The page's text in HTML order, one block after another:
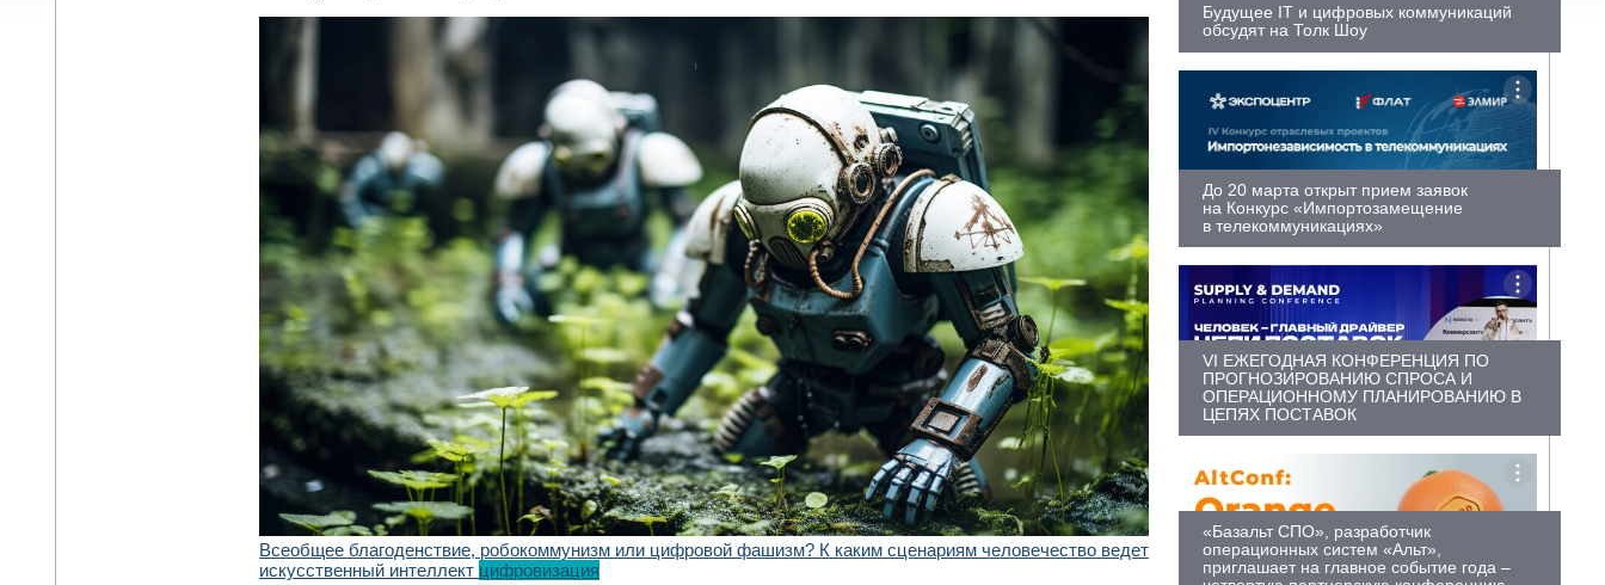
Всеобщее благоденствие, робокоммунизм или цифровой фашизм? К каким сценариям человечество ведет
искусственный интеллект цифровизация
Будущее IT и цифровых коммуникаций
обсудят на Толк Шоу
До 20 марта открыт прием заявок
на Конкурс «Импортозамещение
в телекоммуникациях»
VI ЕЖЕГОДНАЯ КОНФЕРЕНЦИЯ ПО
ПРОГНОЗИРОВАНИЮ СПРОСА И
ОПЕРАЦИОННОМУ ПЛАНИРОВАНИЮ В
ЦЕПЯХ ПОСТАВОК
«Базальт СПО», разработчик
операционных систем «Альт»,
приглашает на главное событие года –